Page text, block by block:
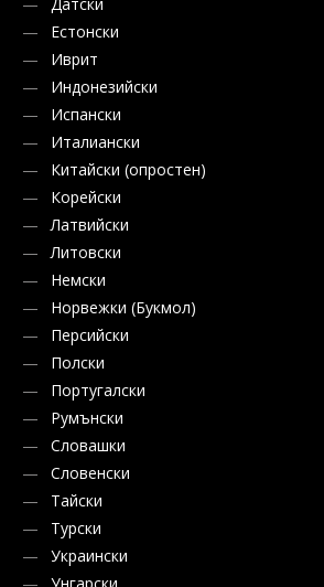
Естонски
Иврит
Индонезийски
Испански
Италиански
Китайски (опростен)
Корейски
Латвийски
Литовски
Немски
Норвежки (Букмол)
Персийски
Полски
Португалски
Румънски
Словашки
Словенски
Тайски
Турски
Украински